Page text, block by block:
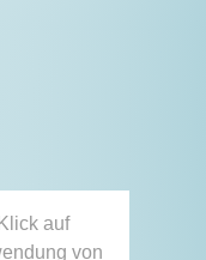
auf
von